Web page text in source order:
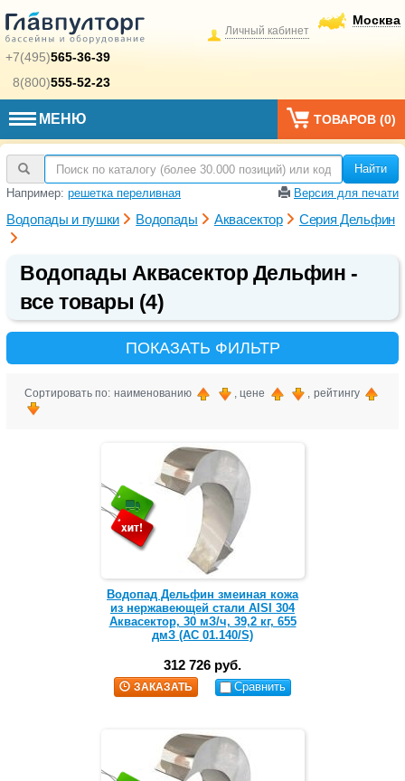
+7(495)565-36-39
8(800)555-52-23
Москва
Личный кабинет
МЕНЮ ТОВАРОВ (0)
Найти
Например: решетка переливная Версия для печати
Водопады и пушки Водопады Аквасектор Серия Дельфин
Водопады Аквасектор Дельфин -
все товары (4)
ПОКАЗАТЬ ФИЛЬТР
Сортировать по: наименованию , цене , рейтингу
Водопад Дельфин змеиная кожа
из нержавеющей стали AISI 304
Аквасектор, 30 мЗ/ч, 39,2 кг, 655
дмЗ (АС 01.140/S)
312 726 руб.
ЗАКАЗАТЬ Сравнить